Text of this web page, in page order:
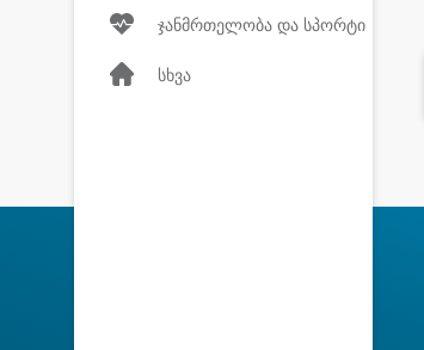
ჯანმრთელობა და სპორტი
სხვა